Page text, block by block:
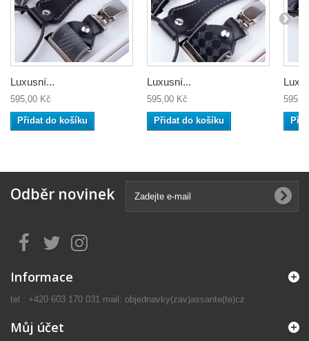
Luxusní...
595,00 Kč
Přidat do košíku
Luxusní...
595,00 Kč
Přidat do košíku
Odběr novinek
Informace
tel : +420 603 170 031 mail: objednavky(zav)assante(te)cz
Můj účet